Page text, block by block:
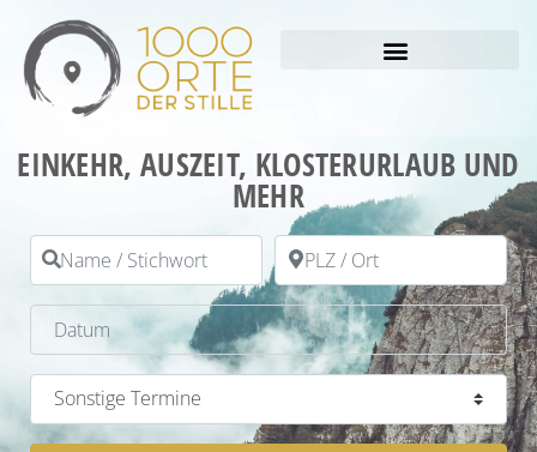
EINKEHR, AUSZEIT, KLOSTERURLAUB UND
MEHR
Name / Stichwort PLZ / Ort
Datum
Kategorie